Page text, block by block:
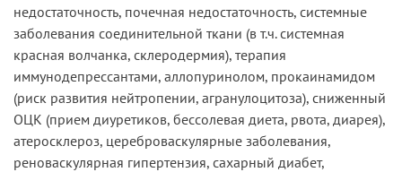
недостаточность, почечная недостаточность, системные
заболевания соединительной ткани (в т.ч. системная
красная волчанка, склеродермия), терапия
иммунодепрессантами, аллопуринолом, прокаинамидом
(риск развития нейтропении, агранулоцитоза), сниженный
ОЦК (прием диуретиков, бессолевая диета, рвота, диарея),
атеросклероз, цереброваскулярные заболевания,
реноваскулярная гипертензия, сахарный диабет,